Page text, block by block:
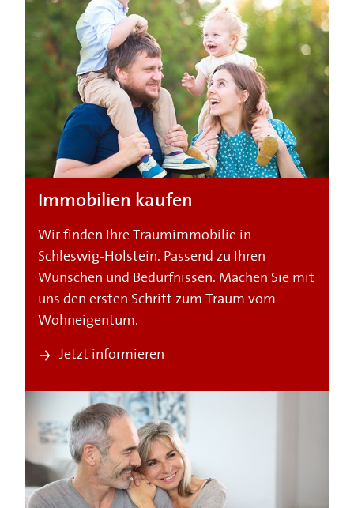
Immobilien kaufen
Wir finden Ihre Traumimmobilie in
Schleswig-Holstein. Passend zu Ihren
Wünschen und Bedürfnissen. Machen Sie mit
uns den ersten Schritt zum Traum vom
Wohneigentum.
Jetzt informieren